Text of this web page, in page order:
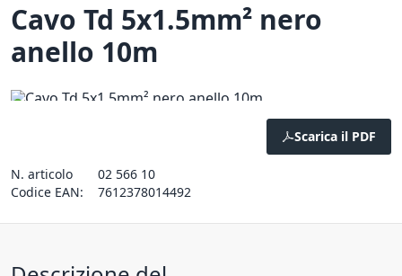
Cavo Td 5x1.5mm² nero
anello 10m
Scarica il PDF
N. articolo
02 566 10
Codice EAN:
7612378014492